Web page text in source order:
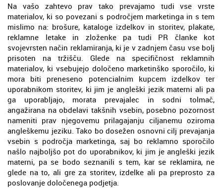
Na vašo zahtevo prav tako prevajamo tudi vse vrste
materialov, ki so povezani s področjem marketinga in s tem
mislimo na: brošure, kataloge izdelkov in storitev, plakate,
reklamne letake in zloženke pa tudi PR članke kot
svojevrsten način reklamiranja, ki je v zadnjem času vse bolj
prisoten na tržišču. Glede na specifičnost reklamnih
materialov, ki vsebujejo določeno marketinško sporočilo, ki
mora biti preneseno potencialnim kupcem izdelkov ter
uporabnikom storitev, ki jim je angleški jezik materni ali pa
ga uporabljajo, morata prevajalec in sodni tolmač,
angažirana na obdelavi takšnih vsebin, posebno pozornost
nameniti prav njegovemu prilagajanju ciljanemu oziroma
angleškemu jeziku. Tako bo dosežen osnovni cilj prevajanja
vsebin s področja marketinga, saj bo reklamno sporočilo
našlo najboljšo pot do uporabnikov, ki jim je angleški jezik
materni, pa se bodo seznanili s tem, kar se reklamira, ne
glede na to, ali gre za storitev, izdelke ali pa preprosto za
poslovanje določenega podjetja.